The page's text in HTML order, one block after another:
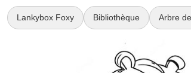
Lankybox Foxy Bibliothèque Arbre